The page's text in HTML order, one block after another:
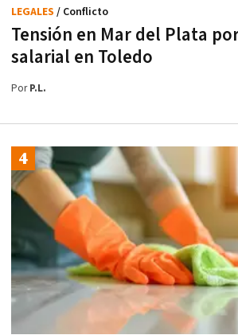
Tensión en Mar del Plata
salarial en Toledo
LEGALES / Conflicto
PorP.L.